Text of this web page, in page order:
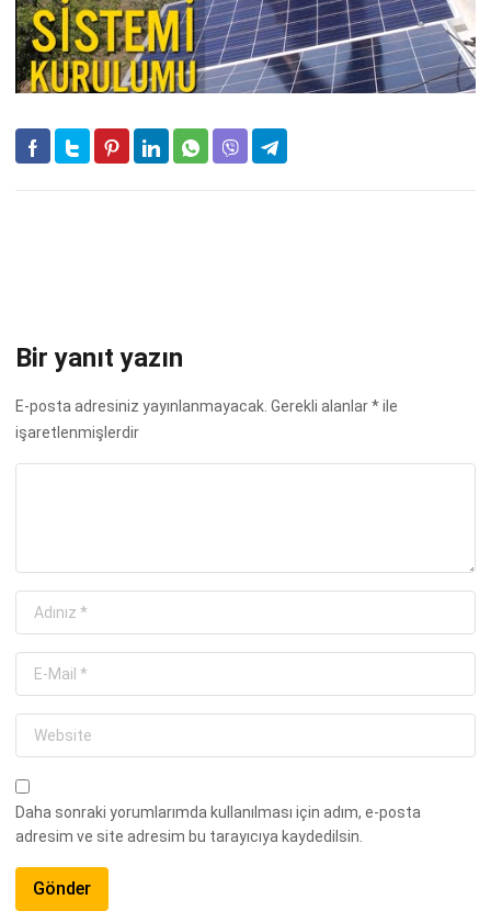
Bir yanıt yazın
E-posta adresiniz yayınlanmayacak. Gerekli alanlar*ile
işaretlenmişlerdir
Daha sonraki yorumlarımda kullanılması için adım, e-posta
adresim ve site adresim bu tarayıcıya kaydedilsin.